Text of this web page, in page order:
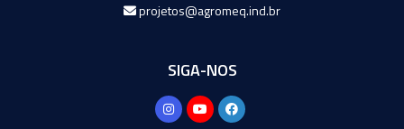
projetos@agromeq.ind.br
SIGA-NOS